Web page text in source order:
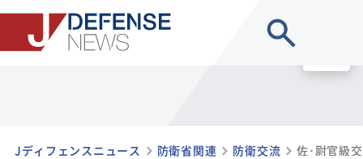
Jディフェンスニュース 防衛省関連 防衛交流